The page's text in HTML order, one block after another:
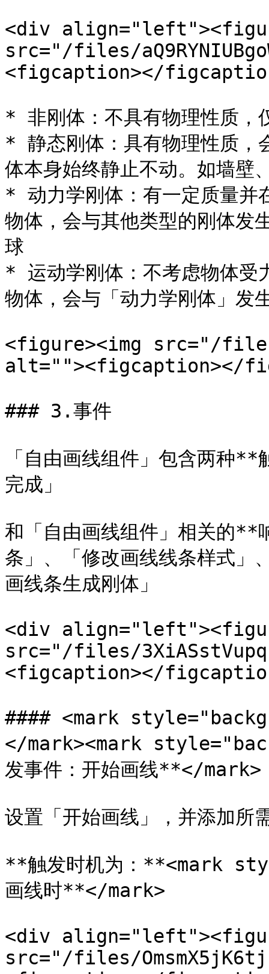
<div
src="/files/
<figcaption></
* 非刚体：不具有物理性质，
* 静态刚体：具有物理性质，
体本身始终静止不动。如墙壁
* 动力学刚体：有一定质量并
物体，会与其他类型的刚体发
球
* 运动学刚体：不考虑物体受
物体，会与「动力学刚体」发
<figure><img src="/files/
alt=""><figcaption></
### 3.事件
「自由画线组件」包含两种
完成」
和「自由画线组件」相关的**
条」、「修改画线线条样式」
画线条生成刚体」
<div
src="/files/
<figcaption></
#### <mark
</mark><mark
发事件：开始画线**</mark>
设置「开始画线」，并添加所
**触发时机为：**<mark
画线时**</mark>
<div
src="/files/